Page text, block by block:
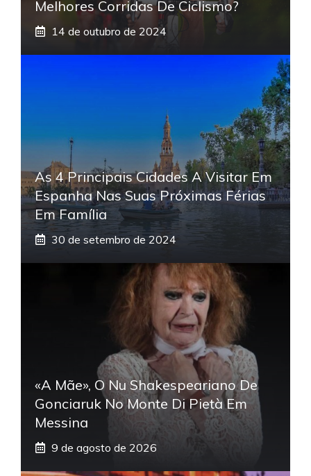
Melhores Corridas De Ciclismo?
14 de outubro de 2024
As 4 Principais Cidades A Visitar Em
Espanha Nas Suas Próximas Férias
Em Família
30 de setembro de 2024
«A Mãe», O Nu Shakespeariano De
Gonciaruk No Monte Di Pietà Em
Messina
9 de agosto de 2026